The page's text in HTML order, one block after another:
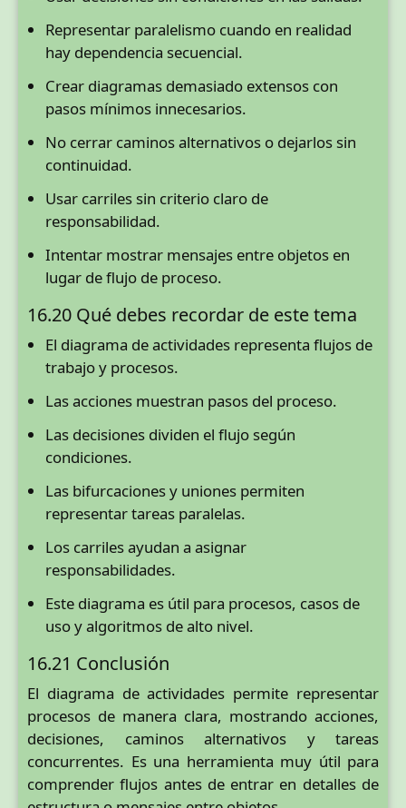
Representar paralelismo cuando en realidad
hay dependencia secuencial.
Crear diagramas demasiado extensos con
pasos mínimos innecesarios.
No cerrar caminos alternativos o dejarlos sin
continuidad.
Usar carriles sin criterio claro de
responsabilidad.
Intentar mostrar mensajes entre objetos en
lugar de flujo de proceso.
16.20 Qué debes recordar de este tema
El diagrama de actividades representa flujos de
trabajo y procesos.
Las acciones muestran pasos del proceso.
Las decisiones dividen el flujo según
condiciones.
Las bifurcaciones y uniones permiten
representar tareas paralelas.
Los carriles ayudan a asignar
responsabilidades.
Este diagrama es útil para procesos, casos de
uso y algoritmos de alto nivel.
16.21 Conclusión
El diagrama de actividades permite representar
procesos de manera clara, mostrando acciones,
decisiones, caminos alternativos y tareas
concurrentes. Es una herramienta muy útil para
comprender flujos antes de entrar en detalles de